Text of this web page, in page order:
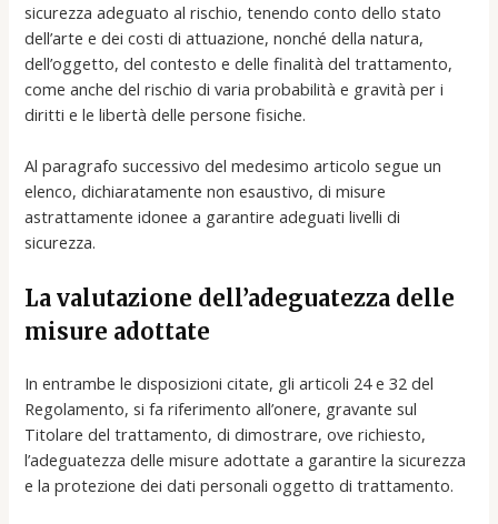
sicurezza adeguato al rischio, tenendo conto dello stato
dell’arte e dei costi di attuazione, nonché della natura,
dell’oggetto, del contesto e delle finalità del trattamento,
come anche del rischio di varia probabilità e gravità per i
diritti e le libertà delle persone fisiche.
Al paragrafo successivo del medesimo articolo segue un
elenco, dichiaratamente non esaustivo, di misure
astrattamente idonee a garantire adeguati livelli di
sicurezza.
La valutazione dell’adeguatezza delle
misure adottate
In entrambe le disposizioni citate, gli articoli 24 e 32 del
Regolamento, si fa riferimento all’onere, gravante sul
Titolare del trattamento, di dimostrare, ove richiesto,
l’adeguatezza delle misure adottate a garantire la sicurezza
e la protezione dei dati personali oggetto di trattamento.